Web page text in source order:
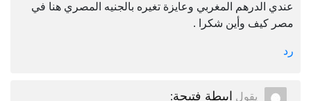
عندي الدرهم المغربي وعايزة تغيره بالجنيه المصري هنا في
مصر كيف وأين شكرا .
رد
يقول ابيطة فتيحة: